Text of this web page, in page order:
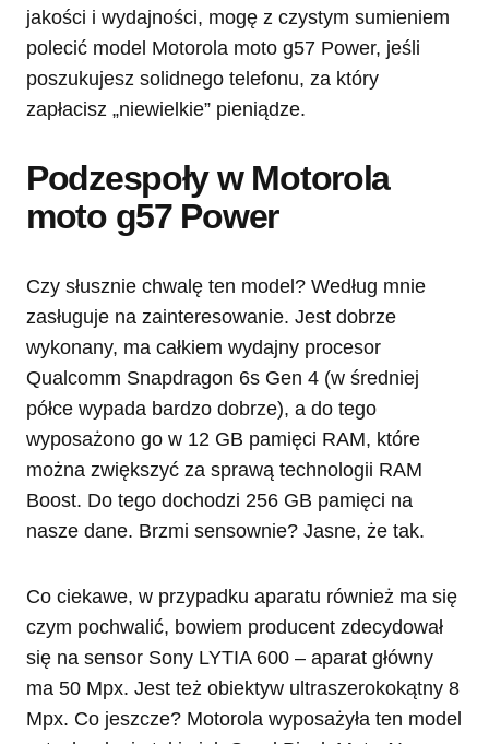
jakości i wydajności, mogę z czystym sumieniem
polecić model Motorola moto g57 Power, jeśli
poszukujesz solidnego telefonu, za który
zapłacisz „niewielkie” pieniądze.
Podzespoły w Motorola
moto g57 Power
Czy słusznie chwalę ten model? Według mnie
zasługuje na zainteresowanie. Jest dobrze
wykonany, ma całkiem wydajny procesor
Qualcomm Snapdragon 6s Gen 4 (w średniej
półce wypada bardzo dobrze), a do tego
wyposażono go w 12 GB pamięci RAM, które
można zwiększyć za sprawą technologii RAM
Boost. Do tego dochodzi 256 GB pamięci na
nasze dane. Brzmi sensownie? Jasne, że tak.
Co ciekawe, w przypadku aparatu również ma się
czym pochwalić, bowiem producent zdecydował
się na sensor Sony LYTIA 600 – aparat główny
ma 50 Mpx. Jest też obiektyw ultraszerokokątny 8
Mpx. Co jeszcze? Motorola wyposażyła ten model